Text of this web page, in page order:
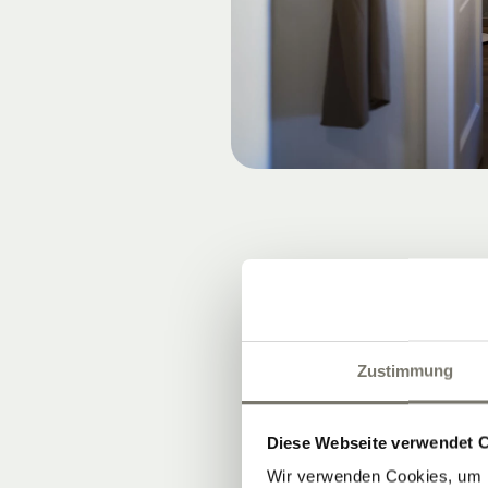
Zustimmung
Diese Webseite verwendet
Wir verwenden Cookies,
VOM
Ein
unserem